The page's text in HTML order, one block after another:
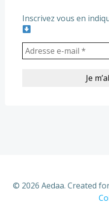
Inscrivez vous en
© 2026 Aedaa. Created